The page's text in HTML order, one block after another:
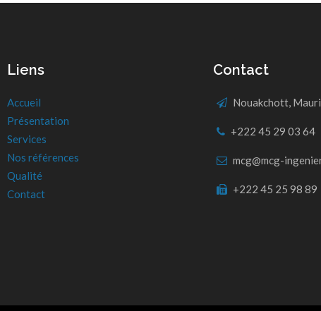
Liens
Accueil
Présentation
Services
Nos références
Qualité
Contact
Contact
Nouakchott,
+222 45 29 03 64
mcg@mcg-
+222 45 25 98 89